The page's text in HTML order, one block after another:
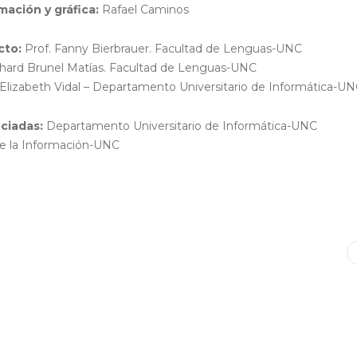
y gráfica: Rafael Caminos
Prof. Fanny Bierbrauer. Facultad de Lenguas-UNC
Brunel Matías. Facultad de Lenguas-UNC
Vidal – Departamento Universitario de Informática-
Departamento Universitario de Informática-UNC
la Información-UNC